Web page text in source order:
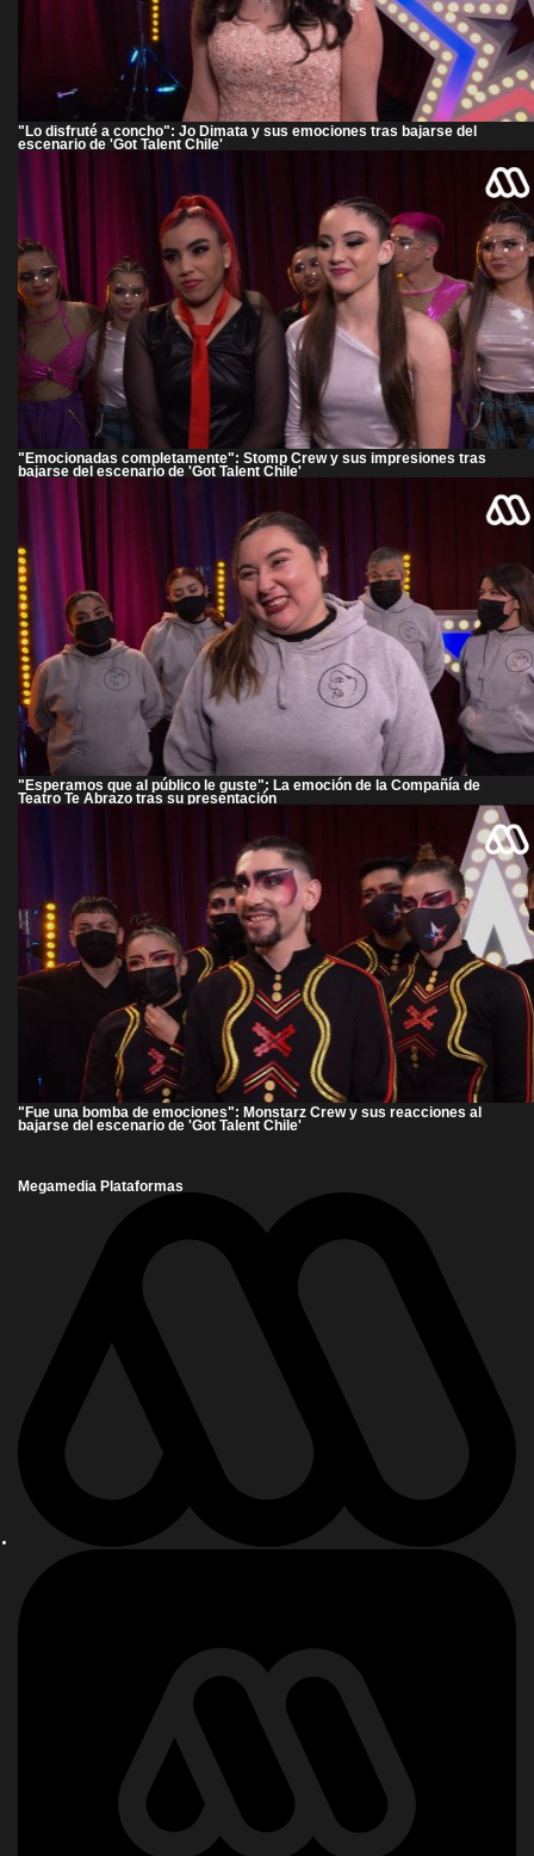
"Lo disfruté a concho": Jo Dimata y sus emociones tras bajarse del
escenario de 'Got Talent Chile'
"Emocionadas completamente": Stomp Crew y sus impresiones tras
bajarse del escenario de 'Got Talent Chile'
"Esperamos que al público le guste": La emoción de la Compañía de
Teatro Te Abrazo tras su presentación
"Fue una bomba de emociones": Monstarz Crew y sus reacciones al
bajarse del escenario de 'Got Talent Chile'
Megamedia Plataformas